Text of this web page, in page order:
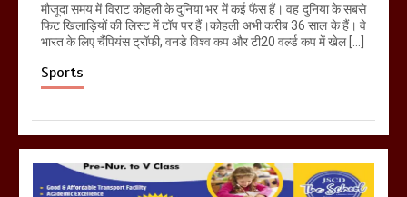
मौजूदा समय में विराट कोहली के दुनिया भर में कई फैंस हैं। वह दुनिया के सबसे
फिट खिलाड़ियों की लिस्ट में टॉप पर हैं।कोहली अभी करीब 36 साल के हैं। वे
भारत के लिए चैंपियंस ट्रॉफी, वनडे विश्व कप और टी20 वर्ल्ड कप में खेल […]
Sports